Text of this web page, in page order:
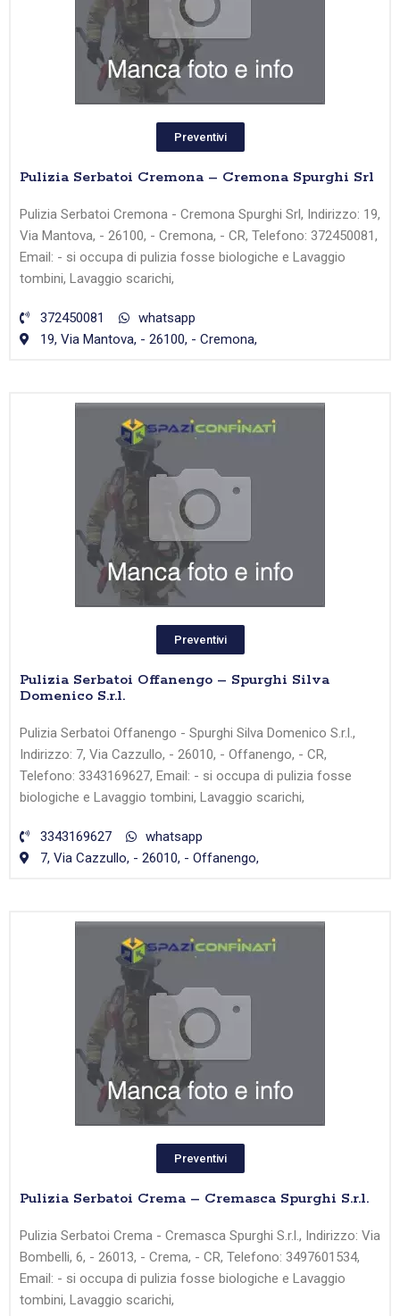
Preventivi
Pulizia Serbatoi Cremona – Cremona Spurghi Srl
Pulizia Serbatoi Cremona - Cremona Spurghi Srl, Indirizzo: 19,
Via Mantova, - 26100, - Cremona, - CR, Telefono: 372450081,
Email: - si occupa di pulizia fosse biologiche e Lavaggio
tombini, Lavaggio scarichi,
372450081
whatsapp
19, Via Mantova, - 26100, - Cremona,
Preventivi
Pulizia Serbatoi Offanengo – Spurghi Silva
Domenico S.r.l.
Pulizia Serbatoi Offanengo - Spurghi Silva Domenico S.r.l.,
Indirizzo: 7, Via Cazzullo, - 26010, - Offanengo, - CR,
Telefono: 3343169627, Email: - si occupa di pulizia fosse
biologiche e Lavaggio tombini, Lavaggio scarichi,
3343169627
whatsapp
7, Via Cazzullo, - 26010, - Offanengo,
Preventivi
Pulizia Serbatoi Crema – Cremasca Spurghi S.r.l.
Pulizia Serbatoi Crema - Cremasca Spurghi S.r.l., Indirizzo: Via
Bombelli, 6, - 26013, - Crema, - CR, Telefono: 3497601534,
Email: - si occupa di pulizia fosse biologiche e Lavaggio
tombini, Lavaggio scarichi,